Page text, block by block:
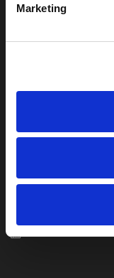
Marketing
Cultura
Calendar